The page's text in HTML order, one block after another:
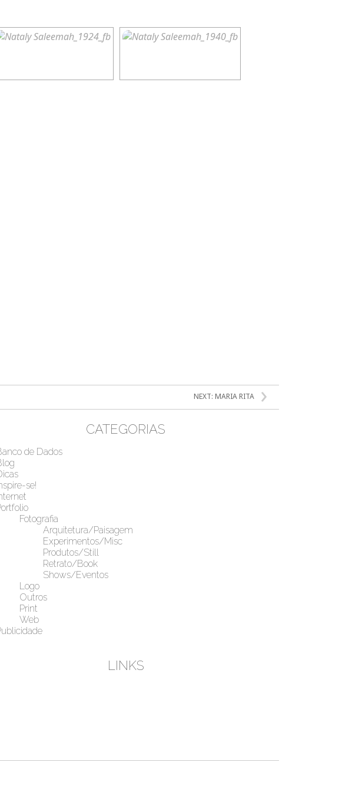
NEXT: MARIA RITA
CATEGORIAS
de Dados
se!
Fotografia
Arquitetura/Paisagem
Experimentos/Misc
Produtos/Still
Retrato/Book
Shows/Eventos
Logo
Outros
Print
Web
LINKS